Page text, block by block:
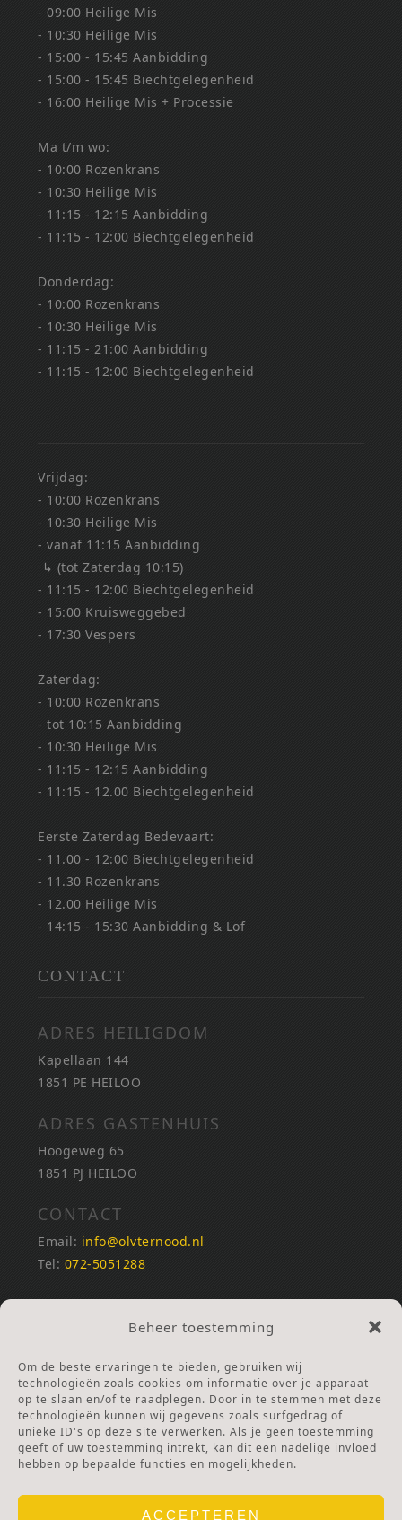
Beheer toestemming
Om de beste ervaringen te bieden, gebruiken wij
technologieën zoals cookies om informatie over je apparaat
op te slaan en/of te raadplegen. Door in te stemmen met deze
technologieën kunnen wij gegevens zoals surfgedrag of
unieke ID's op deze site verwerken. Als je geen toestemming
geeft of uw toestemming intrekt, kan dit een nadelige invloed
hebben op bepaalde functies en mogelijkheden.
ACCEPTEREN
- 09:00 Heilige Mis
- 10:30 Heilige Mis
- 15:00 - 15:45 Aanbidding
- 15:00 - 15:45 Biechtgelegenheid
- 16:00 Heilige Mis + Processie
Ma t/m wo:
- 10:00 Rozenkrans
- 10:30 Heilige Mis
- 11:15 - 12:15 Aanbidding
- 11:15 - 12:00 Biechtgelegenheid
Donderdag:
- 10:00 Rozenkrans
- 10:30 Heilige Mis
- 11:15 - 21:00 Aanbidding
- 11:15 - 12:00 Biechtgelegenheid
Vrijdag:
- 10:00 Rozenkrans
- 10:30 Heilige Mis
- vanaf 11:15 Aanbidding
↳ (tot Zaterdag 10:15)
- 11:15 - 12:00 Biechtgelegenheid
- 15:00 Kruisweggebed
- 17:30 Vespers
Zaterdag:
- 10:00 Rozenkrans
- tot 10:15 Aanbidding
- 10:30 Heilige Mis
- 11:15 - 12:15 Aanbidding
- 11:15 - 12.00 Biechtgelegenheid
Eerste Zaterdag Bedevaart:
- 11.00 - 12:00 Biechtgelegenheid
- 11.30 Rozenkrans
- 12.00 Heilige Mis
- 14:15 - 15:30 Aanbidding & Lof
CONTACT
ADRES HEILIGDOM
Kapellaan 144
1851 PE HEILOO
ADRES GASTENHUIS
Hoogeweg 65
1851 PJ HEILOO
CONTACT
Email: info@olvternood.nl
Tel: 072-5051288
REKENINGNUMMERS
NL25INGB0000672168
Ga naar Doneren
ANBI Stichting
RSIN nummer:002832987